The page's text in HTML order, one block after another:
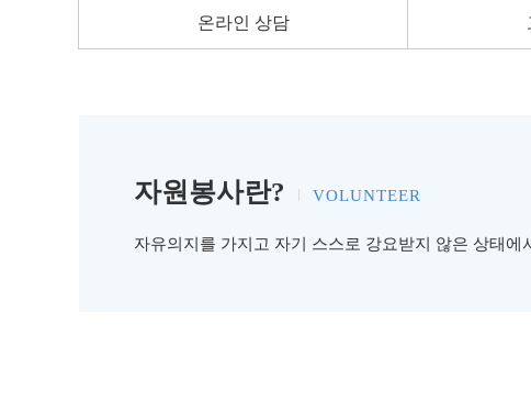
온라인 상담
자원봉사란? VOLUNTEER
자유의지를 가지고 자기 스스로 강요받지 않은 상태